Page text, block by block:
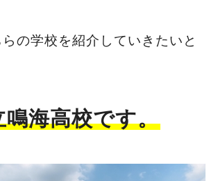
の学校を紹介していきたいと
鳴海高校です。